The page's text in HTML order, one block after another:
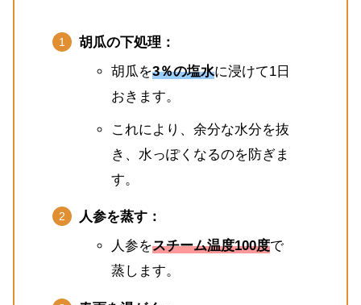
胡瓜の下処理：
胡瓜を3％の塩水に浸けて1日
おきます。
これにより、余分な水分を抜
き、水っぽくなるのを防ぎま
す。
人参を蒸す：
人参をスチーム温度100度で
蒸します。